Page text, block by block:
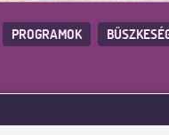
PROGRAMOK